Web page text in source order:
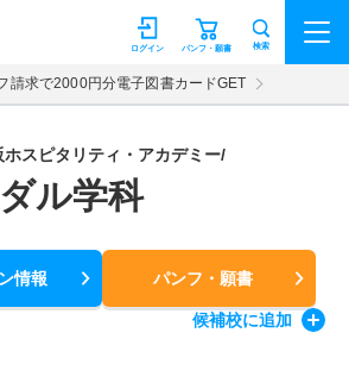
ョン パンフ・願書
ログイン 検索
請求で2000円分電子図書カードGET
スピタリティ・アカデミー/
ル学科
情報 パンフ・願書
候補校に追加